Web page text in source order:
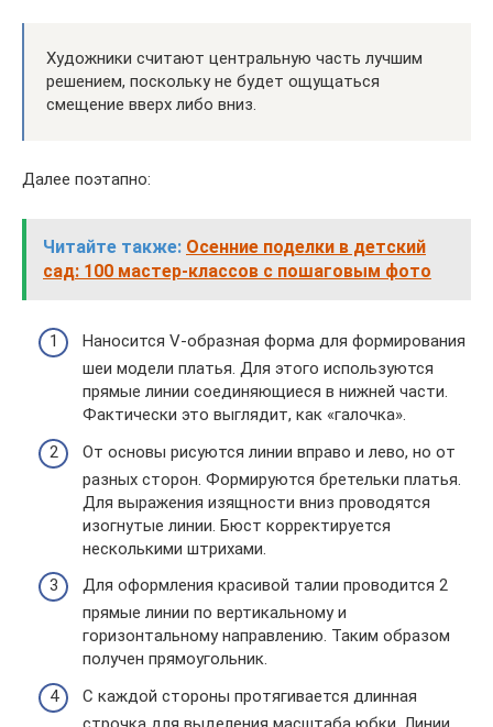
Художники считают центральную часть лучшим
решением, поскольку не будет ощущаться
смещение вверх либо вниз.
Далее поэтапно:
Читайте также: Осенние поделки в детский
сад: 100 мастер-классов с пошаговым фото
Наносится V-образная форма для формирования
шеи модели платья. Для этого используются
прямые линии соединяющиеся в нижней части.
Фактически это выглядит, как «галочка».
От основы рисуются линии вправо и лево, но от
разных сторон. Формируются бретельки платья.
Для выражения изящности вниз проводятся
изогнутые линии. Бюст корректируется
несколькими штрихами.
Для оформления красивой талии проводится 2
прямые линии по вертикальному и
горизонтальному направлению. Таким образом
получен прямоугольник.
С каждой стороны протягивается длинная